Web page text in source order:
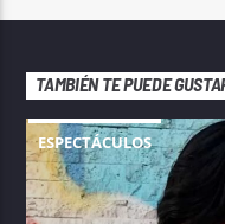
TAMBIÉN TE PUEDE
ESPECTÁCULOS